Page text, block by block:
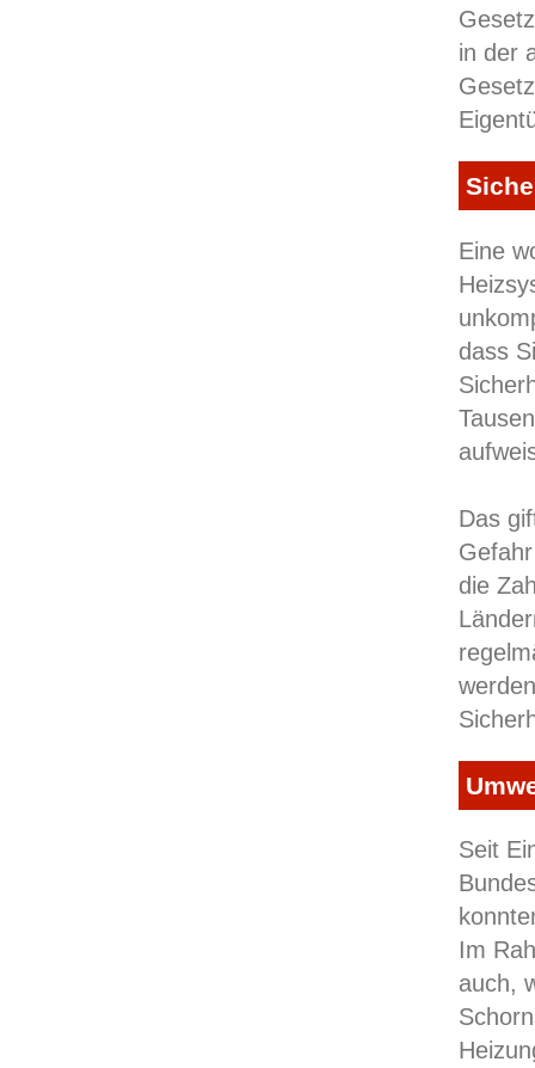
in der
Eine
dass
Das
die
Seit
Im
auch,